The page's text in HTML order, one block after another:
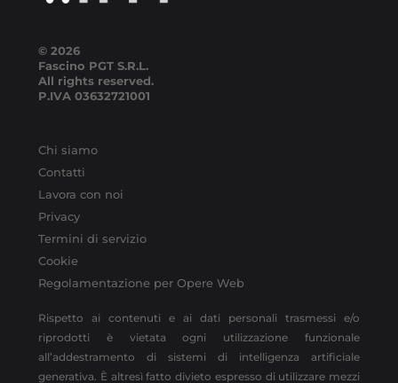
© 2026
Fascino PGT S.R.L.
All rights reserved.
P.IVA 03632721001
Chi siamo
Contatti
Lavora con noi
Privacy
Termini di servizio
Cookie
Regolamentazione per Opere Web
Rispetto ai contenuti e ai dati personali trasmessi e/o
riprodotti è vietata ogni utilizzazione funzionale
all’addestramento di sistemi di intelligenza artificiale
generativa. È altresì fatto divieto espresso di utilizzare mezzi